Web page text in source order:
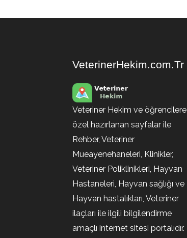
VeterinerHekim.com.Tr
Veteriner Hekim ve öğrencilere
özel hazırlanan sayfalar ile
Rehber, Veteriner
Mueayenehaneleri, Klinikler,
Veteriner Poliklinikleri, Hayvan
Hastaneleri, Hayvan sağlığı ve
Hayvan hastalıkları, Veteriner
ilaçları ile ilgili bilgilendirme
amaçlı internet sitesi portalıdır.